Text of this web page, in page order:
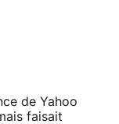
de Yahoo
faisait